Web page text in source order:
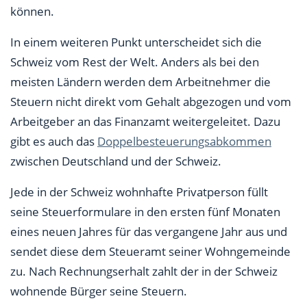
können.
In einem weiteren Punkt unterscheidet sich die
Schweiz vom Rest der Welt. Anders als bei den
meisten Ländern werden dem Arbeitnehmer die
Steuern nicht direkt vom Gehalt abgezogen und vom
Arbeitgeber an das Finanzamt weitergeleitet. Dazu
gibt es auch das Doppelbesteuerungsabkommen
zwischen Deutschland und der Schweiz.
Jede in der Schweiz wohnhafte Privatperson füllt
seine Steuerformulare in den ersten fünf Monaten
eines neuen Jahres für das vergangene Jahr aus und
sendet diese dem Steueramt seiner Wohngemeinde
zu. Nach Rechnungserhalt zahlt der in der Schweiz
wohnende Bürger seine Steuern.